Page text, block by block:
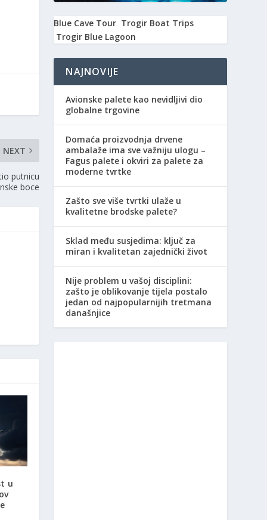
NEXT
putnicu
boce
u
Blue Cave Tour Trogir Boat Trips
Trogir Blue Lagoon
NAJNOVIJE
Avionske palete kao nevidljivi dio
globalne trgovine
Domaća proizvodnja drvene
ambalaže ima sve važniju ulogu –
Fagus palete i okviri za palete za
moderne tvrtke
Zašto sve više tvrtki ulaže u
kvalitetne brodske palete?
Sklad među susjedima: ključ za
miran i kvalitetan zajednički život
Nije problem u vašoj disciplini:
zašto je oblikovanje tijela postalo
jedan od najpopularnijih tretmana
današnjice